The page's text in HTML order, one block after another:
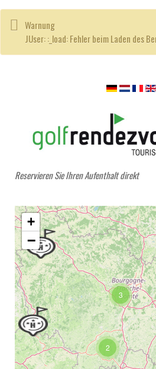
Warnung
JUser: :_load: Fehler beim Laden des
Reservieren Sie Ihren Aufenthalt direkt
2
3
+
−